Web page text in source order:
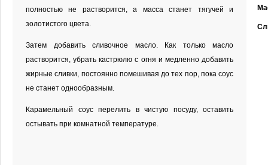
полностью не растворится, а масса станет тягучей и
золотистого цвета.
Затем добавить сливочное масло. Как только масло
растворится, убрать кастрюлю с огня и медленно добавить
жирные сливки, постоянно помешивая до тех пор, пока соус
не станет однообразным.
Карамельный соус перелить в чистую посуду, оставить
остывать при комнатной температуре.